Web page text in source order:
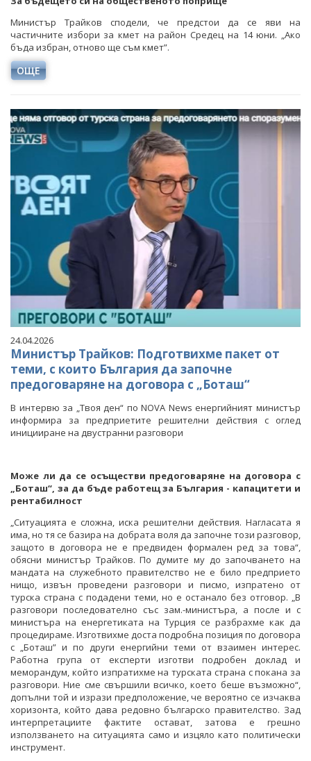
Министър Трайков сподели, че предстои да се яви на
частичните избори за кмет на район Средец на 14 юни. „Ако
бъда избран, отново ще съм кмет”.
ОЩЕ
24.04.2026
Министър Трайков: Подготвихме пакет от
теми, с които България да започне
предоговаряне на договора с „Боташ“
В интервю за „Твоя ден“ по NOVA News енергийният министър
информира за предприетите решителни действия с оглед
иницииране на двустранни разговори
Може ли да се осъществи предоговаряне на договора с
„Боташ“, за да бъде работещ за България - капацитети и
рентабилност
„Ситуацията е сложна, иска решителни действия. Нагласата я
има, но тя се базира на добрата воля да започне този разговор,
защото в договора не е предвиден формален ред за това“,
обясни министър Трайков. По думите му до започването на
мандата на служебното правителство не е било предприето
нищо, извън проведени разговори и писмо, изпратено от
турска страна с подадени теми, но е останало без отговор. „В
разговори последователно със зам.-министъра, а после и с
министъра на енергетиката на Турция се разбрахме как да
процедираме. Изготвихме доста подробна позиция по договора
с „Боташ” и по други енергийни теми от взаимен интерес.
Работна група от експерти изготви подробен доклад и
меморандум, който изпратихме на турската страна с покана за
разговори. Ние сме свършили всичко, което беше възможно“,
допълни той и изрази предположение, че вероятно се изчаква
хоризонта, който дава редовно българско правителство. Зад
интерпретациите фактите остават, затова е грешно
използването на ситуацията само и изцяло като политически
инструмент.